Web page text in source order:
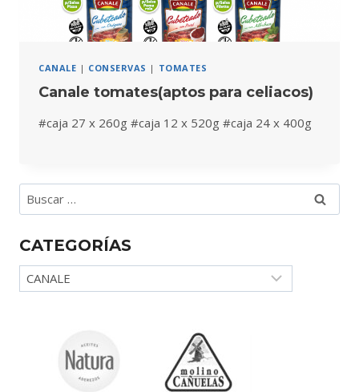
CANALE | CONSERVAS | TOMATES
Canale tomates(aptos para celiacos)
#caja 27 x 260g #caja 12 x 520g #caja 24 x 400g
Buscar:
CATEGORÍAS
Categorías